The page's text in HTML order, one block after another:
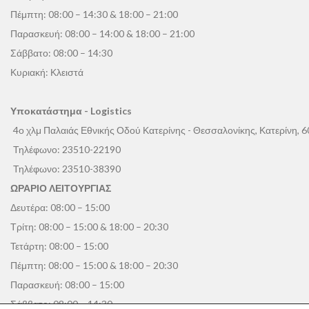
Πέμπτη: 08:00 – 14:30 & 18:00 – 21:00
Παρασκευή: 08:00 – 14:00 & 18:00 – 21:00
Σάββατο: 08:00 – 14:30
Κυριακή: Κλειστά
Υποκατάστημα - Logistics
4ο χλμ Παλαιάς Εθνικής Οδού Κατερίνης - Θεσσαλονίκης, Κατερίνη,
Τηλέφωνο: 23510-22190
Τηλέφωνο: 23510-38390
ΩΡΑΡΙΟ ΛΕΙΤΟΥΡΓΙΑΣ
Δευτέρα: 08:00 – 15:00
Τρίτη: 08:00 – 15:00 & 18:00 – 20:30
Τετάρτη: 08:00 – 15:00
Πέμπτη: 08:00 – 15:00 & 18:00 – 20:30
Παρασκευή: 08:00 – 15:00
Σάββατο: 08:00 – 14:30